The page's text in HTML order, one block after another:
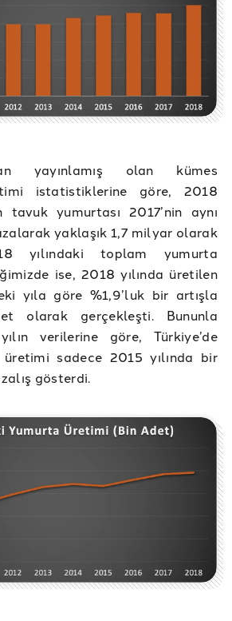
yayınlamış olan kümes
istatistiklerine göre, 2018
tavuk yumurtası 2017’nin aynı
yaklaşık 1,7 milyar olarak
yılındaki toplam yumurta
ise, 2018 yılında üretilen
yıla göre %1,9’luk bir artışla
olarak gerçekleşti. Bununla
verilerine göre, Türkiye’de
sadece 2015 yılında bir
gösterdi.